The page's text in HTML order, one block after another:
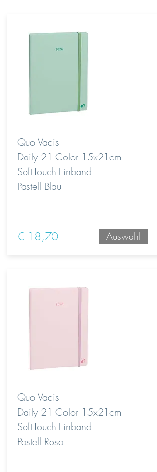
Quo Vadis
Daily 21 Color 15x21cm
Soft-Touch-Einband
Pastell Blau
€ 18,70
Quo Vadis
Daily 21 Color 15x21cm
Soft-Touch-Einband
Pastell Rosa
Auswahl